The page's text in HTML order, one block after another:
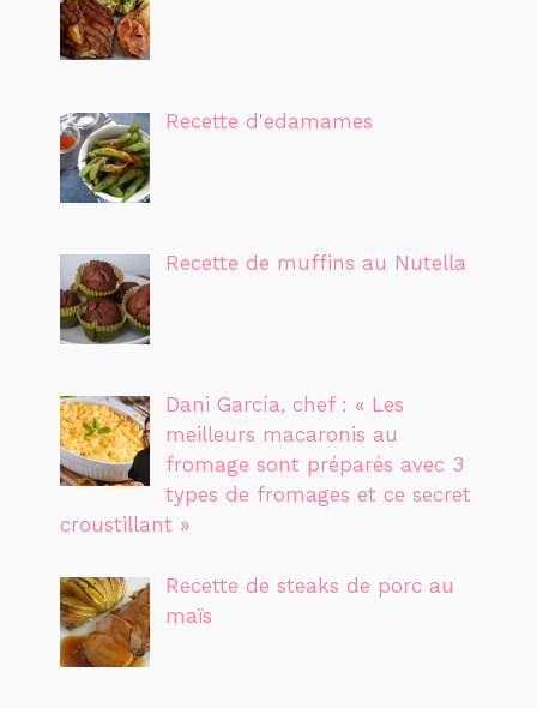
Recette d'edamames
Recette de muffins au Nutella
Dani García, chef : « Les
meilleurs macaronis au
fromage sont préparés avec 3
types de fromages et ce secret
croustillant »
Recette de steaks de porc au
maïs